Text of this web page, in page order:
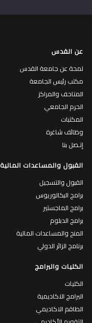
عن القدس
لمحة عن جامعة القدس
مكتب رئيس الجامعة
المتاحف والمراكز
الحرم الجامعي
المكتبات
وظائف شاغرة
إتـصل بنا
القبول والمساعدات المالية
القبول والتسجيل
برامج البكالوريوس
برامج الماجستير
برامج الدبلوم
المنح والمساعدات المالية
برنامج الزائر الدولي
الكليات والبرامج
الكليات
البرامج الاكاديمية
الطاقم الاكاديمي